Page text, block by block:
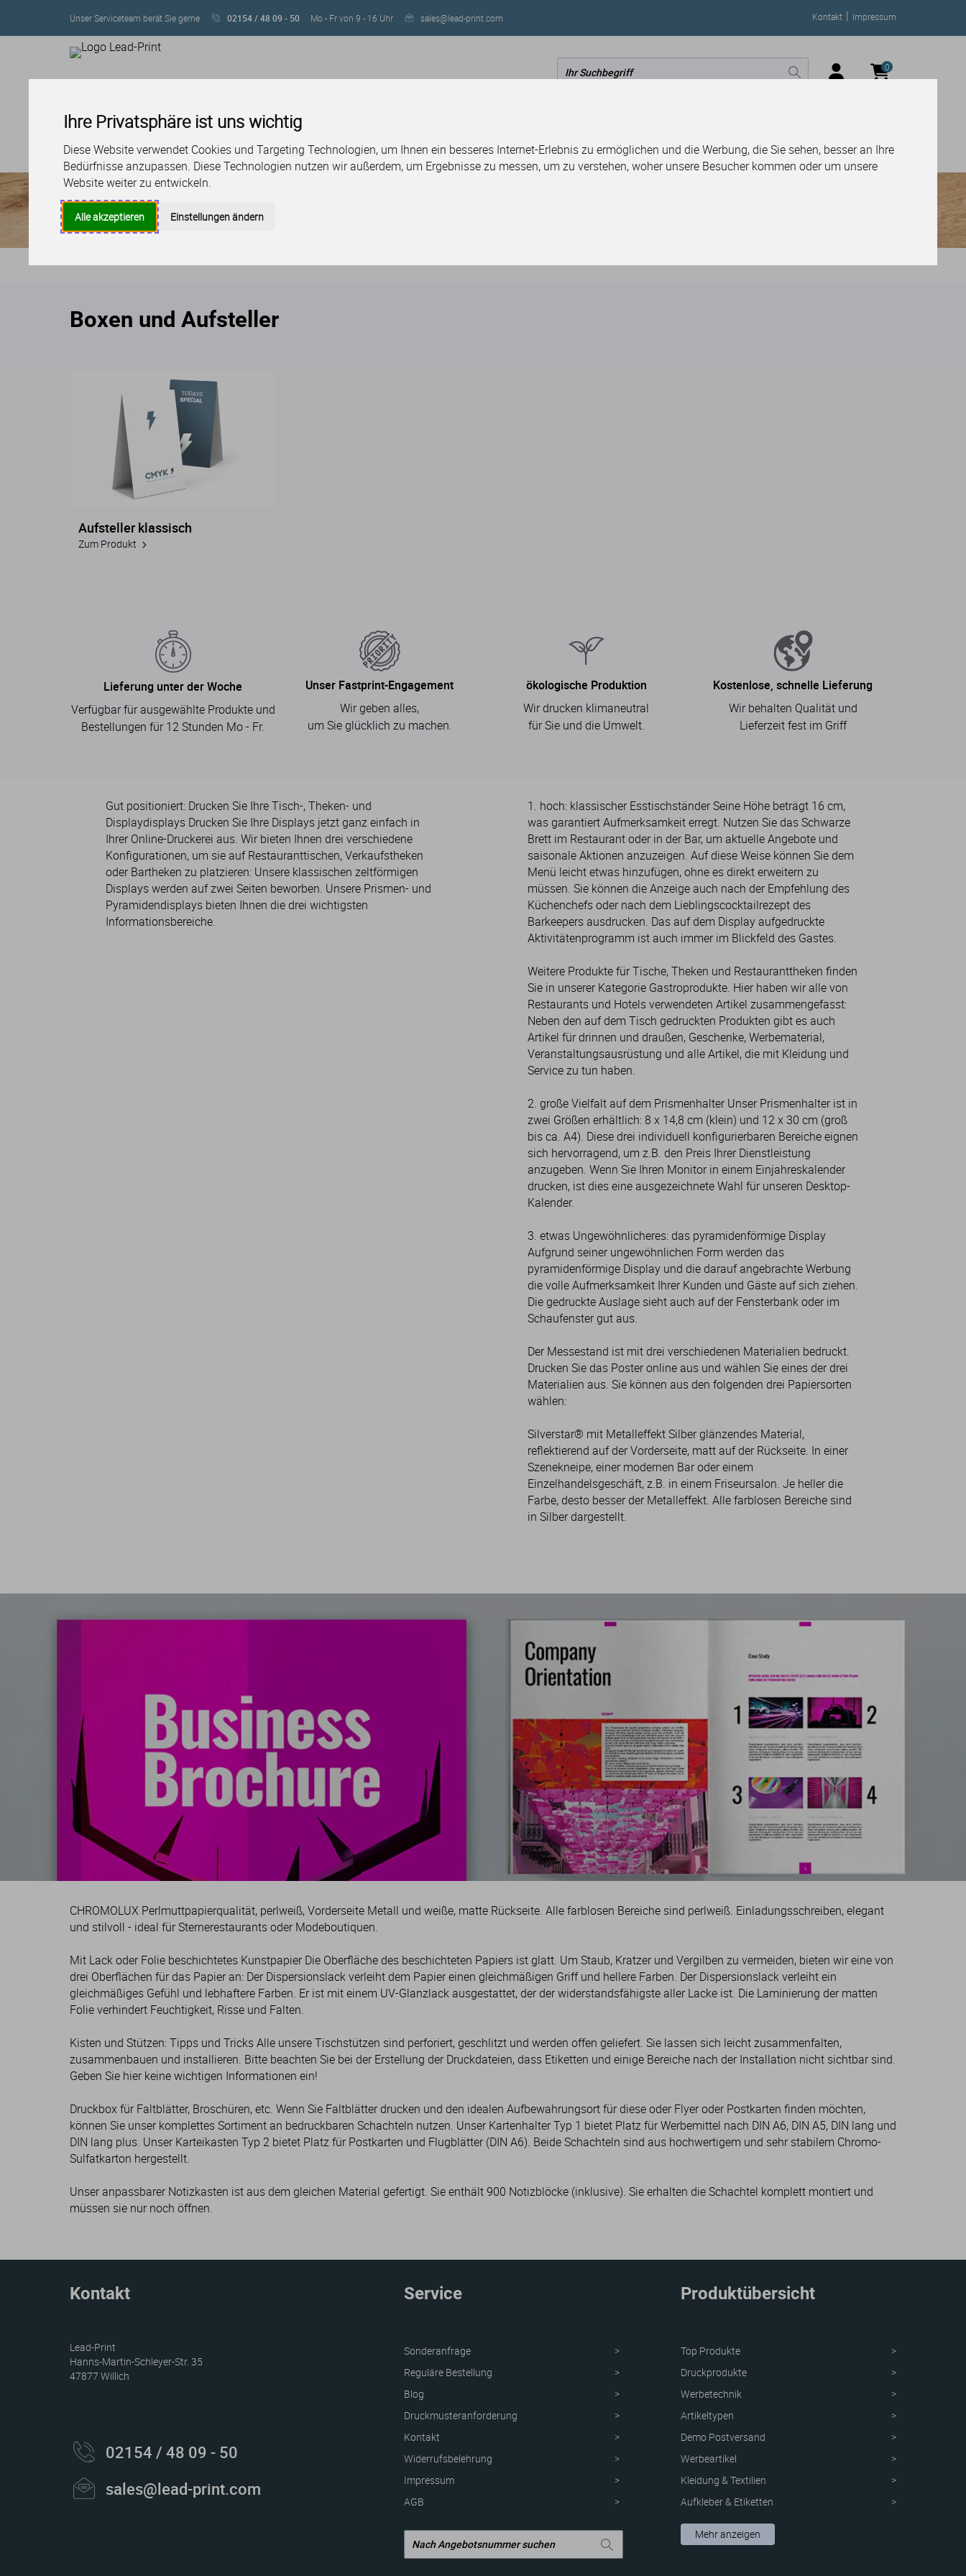
Ihre Privatsphäre ist uns wichtig
Diese Website verwendet Cookies und Targeting Technologien, um Ihnen ein besseres Internet-Erlebnis zu ermöglichen und die Werbung, die Sie sehen, besser an Ihre
Bedürfnisse anzupassen. Diese Technologien nutzen wir außerdem, um Ergebnisse zu messen, um zu verstehen, woher unsere Besucher kommen oder um unsere
Website weiter zu entwickeln.
Alle akzeptieren Einstellungen ändern
Unser Serviceteam berät Sie gerne 02154 / 48 09 - 50 Mo - Fr von 9 - 16 Uhr sales@lead-print.com Kontakt | Impressum
0
PRODUKTE SERVICE LAYOUT & DESIGN
Produktübersicht Druckprodukte Boxen und Aufsteller
Boxen und Aufsteller
Aufsteller klassisch
Zum Produkt
Lieferung unter der Woche
Verfügbar für ausgewählte Produkte und
Bestellungen für 12 Stunden Mo - Fr.
Unser Fastprint-Engagement
Wir geben alles,
um Sie glücklich zu machen.
ökologische Produktion
Wir drucken klimaneutral
für Sie und die Umwelt.
Kostenlose, schnelle Lieferung
Wir behalten Qualität und
Lieferzeit fest im Griff
Gut positioniert: Drucken Sie Ihre Tisch-, Theken- und
Displaydisplays Drucken Sie Ihre Displays jetzt ganz einfach in
Ihrer Online-Druckerei aus. Wir bieten Ihnen drei verschiedene
Konfigurationen, um sie auf Restauranttischen, Verkaufstheken
oder Bartheken zu platzieren: Unsere klassischen zeltförmigen
Displays werden auf zwei Seiten beworben. Unsere Prismen- und
Pyramidendisplays bieten Ihnen die drei wichtigsten
Informationsbereiche.
1. hoch: klassischer Esstischständer Seine Höhe beträgt 16 cm,
was garantiert Aufmerksamkeit erregt. Nutzen Sie das Schwarze
Brett im Restaurant oder in der Bar, um aktuelle Angebote und
saisonale Aktionen anzuzeigen. Auf diese Weise können Sie dem
Menü leicht etwas hinzufügen, ohne es direkt erweitern zu
müssen. Sie können die Anzeige auch nach der Empfehlung des
Küchenchefs oder nach dem Lieblingscocktailrezept des
Barkeepers ausdrucken. Das auf dem Display aufgedruckte
Aktivitätenprogramm ist auch immer im Blickfeld des Gastes.
Weitere Produkte für Tische, Theken und Restauranttheken finden
Sie in unserer Kategorie Gastroprodukte. Hier haben wir alle von
Restaurants und Hotels verwendeten Artikel zusammengefasst:
Neben den auf dem Tisch gedruckten Produkten gibt es auch
Artikel für drinnen und draußen, Geschenke, Werbematerial,
Veranstaltungsausrüstung und alle Artikel, die mit Kleidung und
Service zu tun haben.
2. große Vielfalt auf dem Prismenhalter Unser Prismenhalter ist in
zwei Größen erhältlich: 8 x 14,8 cm (klein) und 12 x 30 cm (groß
bis ca. A4). Diese drei individuell konfigurierbaren Bereiche eignen
sich hervorragend, um z.B. den Preis Ihrer Dienstleistung
anzugeben. Wenn Sie Ihren Monitor in einem Einjahreskalender
drucken, ist dies eine ausgezeichnete Wahl für unseren Desktop-
Kalender.
3. etwas Ungewöhnlicheres: das pyramidenförmige Display
Aufgrund seiner ungewöhnlichen Form werden das
pyramidenförmige Display und die darauf angebrachte Werbung
die volle Aufmerksamkeit Ihrer Kunden und Gäste auf sich ziehen.
Die gedruckte Auslage sieht auch auf der Fensterbank oder im
Schaufenster gut aus.
Der Messestand ist mit drei verschiedenen Materialien bedruckt.
Drucken Sie das Poster online aus und wählen Sie eines der drei
Materialien aus. Sie können aus den folgenden drei Papiersorten
wählen:
Silverstar® mit Metalleffekt Silber glänzendes Material,
reflektierend auf der Vorderseite, matt auf der Rückseite. In einer
Szenekneipe, einer modernen Bar oder einem
Einzelhandelsgeschäft, z.B. in einem Friseursalon. Je heller die
Farbe, desto besser der Metalleffekt. Alle farblosen Bereiche sind
in Silber dargestellt.
CHROMOLUX Perlmuttpapierqualität, perlweiß, Vorderseite Metall und weiße, matte Rückseite. Alle farblosen Bereiche sind perlweiß. Einladungsschreiben, elegant
und stilvoll - ideal für Sternerestaurants oder Modeboutiquen.
Mit Lack oder Folie beschichtetes Kunstpapier Die Oberfläche des beschichteten Papiers ist glatt. Um Staub, Kratzer und Vergilben zu vermeiden, bieten wir eine von
drei Oberflächen für das Papier an: Der Dispersionslack verleiht dem Papier einen gleichmäßigen Griff und hellere Farben. Der Dispersionslack verleiht ein
gleichmäßiges Gefühl und lebhaftere Farben. Er ist mit einem UV-Glanzlack ausgestattet, der der widerstandsfähigste aller Lacke ist. Die Laminierung der matten
Folie verhindert Feuchtigkeit, Risse und Falten.
Kisten und Stützen: Tipps und Tricks Alle unsere Tischstützen sind perforiert, geschlitzt und werden offen geliefert. Sie lassen sich leicht zusammenfalten,
zusammenbauen und installieren. Bitte beachten Sie bei der Erstellung der Druckdateien, dass Etiketten und einige Bereiche nach der Installation nicht sichtbar sind.
Geben Sie hier keine wichtigen Informationen ein!
Druckbox für Faltblätter, Broschüren, etc. Wenn Sie Faltblätter drucken und den idealen Aufbewahrungsort für diese oder Flyer oder Postkarten finden möchten,
können Sie unser komplettes Sortiment an bedruckbaren Schachteln nutzen. Unser Kartenhalter Typ 1 bietet Platz für Werbemittel nach DIN A6, DIN A5, DIN lang und
DIN lang plus. Unser Karteikasten Typ 2 bietet Platz für Postkarten und Flugblätter (DIN A6). Beide Schachteln sind aus hochwertigem und sehr stabilem Chromo-
Sulfatkarton hergestellt.
Unser anpassbarer Notizkasten ist aus dem gleichen Material gefertigt. Sie enthält 900 Notizblöcke (inklusive). Sie erhalten die Schachtel komplett montiert und
müssen sie nur noch öffnen.
Kontakt
Lead-Print
Hanns-Martin-Schleyer-Str. 35
47877 Willich
02154 / 48 09 - 50
sales@lead-print.com
Produktübersicht
Top Produkte
Druckprodukte
Werbetechnik
Artikeltypen
Demo Postversand
Werbeartikel
Kleidung & Textilien
Aufkleber & Etiketten
Schutzvorrichtung
Verpackungen
Mehr anzeigen
Service
Sonderanfrage
Reguläre Bestellung
Blog
Druckmusteranforderung
Kontakt
Widerrufsbelehrung
Impressum
AGB